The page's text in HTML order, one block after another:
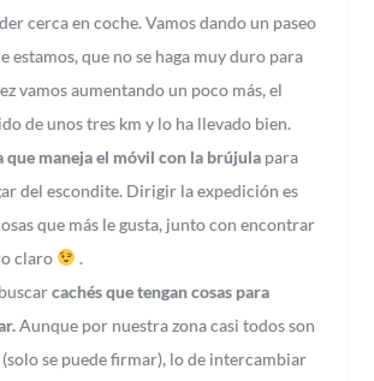
cerca en coche. Vamos dando un paseo
estamos, que no se haga muy duro para
vamos aumentando un poco más, el
de unos tres km y lo ha llevado bien.
que maneja el móvil con la brújula para
del escondite. Dirigir la expedición es
que más le gusta, junto con encontrar
claro
.
cachés que tengan cosas para
Aunque por nuestra zona casi todos son
se puede firmar), lo de intercambiar